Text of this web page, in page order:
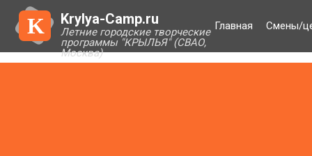
K Krylya-Camp.ru
Летние городские творческие
программы "КРЫЛЬЯ" (СВАО,
Москва)
Главная Смены/